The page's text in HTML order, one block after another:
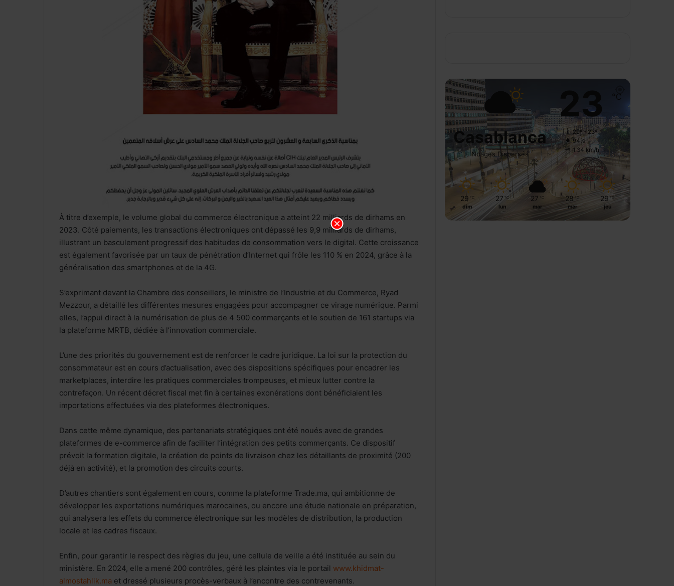
À titre d’exemple, le volume global du commerce électronique a atteint 22 milliards de dirhams en
2023. Côté paiements, les transactions électroniques ont dépassé les 9,9 milliards de dirhams,
illustrant un basculement progressif des habitudes de consommation vers le digital. Cette croissance
est également favorisée par un taux de pénétration d’Internet qui frôle les 110 % en 2024, grâce à la
généralisation des smartphones et de la 4G.
S’exprimant devant la Chambre des conseillers, le ministre de l’Industrie et du Commerce, Ryad
Mezzour, a détaillé les différentes mesures engagées pour accompagner ce virage numérique. Parmi
elles, l’appui direct à la numérisation de plus de 4 500 commerçants et le soutien de 161 startups via
la plateforme MRTB, dédiée à l’innovation commerciale.
L’une des priorités du gouvernement est de renforcer le cadre juridique. La loi sur la protection du
consommateur est en cours d’actualisation, avec des dispositions spécifiques pour encadrer les
marketplaces, interdire les pratiques commerciales trompeuses, et mieux lutter contre la
contrefaçon. Un récent décret fiscal met fin à certaines exonérations dont bénéficiaient les
importations effectuées via des plateformes électroniques.
Dans cette même dynamique, des partenariats stratégiques ont été noués avec de grandes
plateformes de e-commerce afin de faciliter l’intégration des petits commerçants. Ce dispositif
prévoit la formation digitale, la création de points de livraison chez les détaillants de proximité (200
déjà en activité), et la promotion des circuits courts.
D’autres chantiers sont également en cours, comme la plateforme Trade.ma, qui ambitionne de
développer les exportations numériques marocaines, ou encore une étude nationale en préparation,
qui analysera les effets du commerce électronique sur les modèles de distribution, la production
locale et les cadres fiscaux.
Enfin, pour garantir le respect des règles du jeu, une cellule de veille a été instituée au sein du
ministère. En 2024, elle a mené 200 contrôles, géré les plaintes via le portail www.khidmat-
almostahlik.ma et dressé plusieurs procès-verbaux à l’encontre des contrevenants.
Casablanca
Nuages Dispersés
23 ℃
29º - 23º
94%
1.34 km/h
29 ℃
dim
27 ℃
lun
27 ℃
mar
28 ℃
mer
29 ℃
jeu